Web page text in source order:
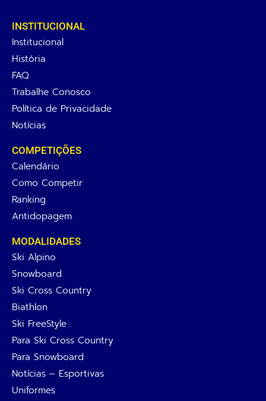
INSTITUCIONAL
Institucional
História
FAQ
Trabalhe Conosco
Política de Privacidade
Notícias
COMPETIÇÕES
Calendário
Como Competir
Ranking
Antidopagem
MODALIDADES
Ski Alpino
Snowboard
Ski Cross Country
Biathlon
Ski FreeStyle
Para Ski Cross Country
Para Snowboard
Notícias – Esportivas
Uniformes